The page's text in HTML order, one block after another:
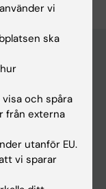
vi
ska
och spåra
från externa
utanför EU.
vi sparar